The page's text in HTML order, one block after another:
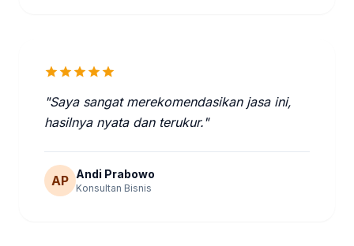
starstarstarstarstar
"Saya sangat merekomendasikan jasa ini,
hasilnya nyata dan terukur."
AP Andi Prabowo
Konsultan Bisnis